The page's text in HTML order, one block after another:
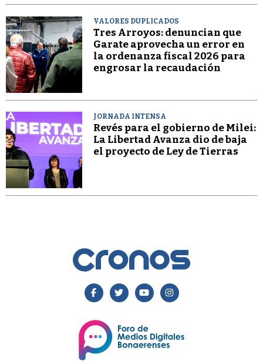
VALORES DUPLICADOS
Tres Arroyos: denuncian que
Garate aprovecha un error en
la ordenanza fiscal 2026 para
engrosar la recaudación
JORNADA INTENSA
Revés para el gobierno de Milei:
La Libertad Avanza dio de baja
el proyecto de Ley de Tierras